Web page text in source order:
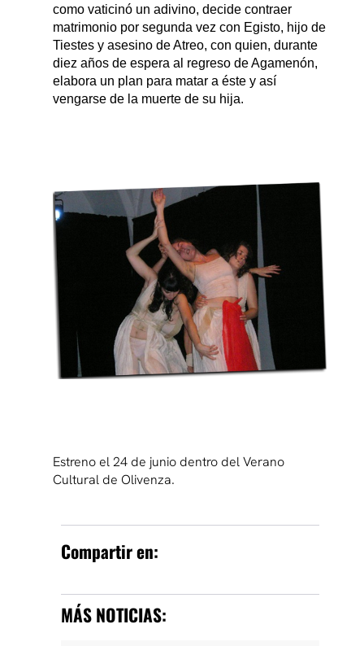
como vaticinó un adivino, decide contraer
matrimonio por segunda vez con Egisto, hijo de
Tiestes y asesino de Atreo, con quien, durante
diez años de espera al regreso de Agamenón,
elabora un plan para matar a éste y así
vengarse de la muerte de su hija.
Estreno el 24 de junio dentro del Verano
Cultural de Olivenza.
Compartir en:
MÁS NOTICIAS: